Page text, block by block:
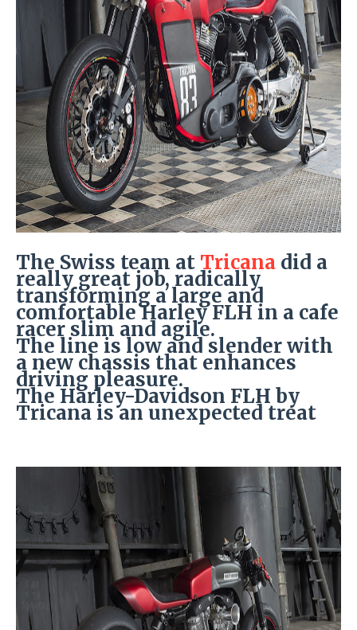
The Swiss team at Tricana did a
really great job, radically
transforming a large and
comfortable Harley FLH in a cafe
racer slim and agile.
The line is low and slender with
a new chassis that enhances
driving pleasure.
The Harley-Davidson FLH by
Tricana is an unexpected treat